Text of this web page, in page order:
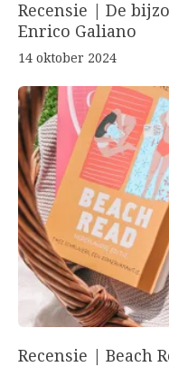
Recensie | De
Enrico Galiano
14 oktober 2024
Recensie | Beach